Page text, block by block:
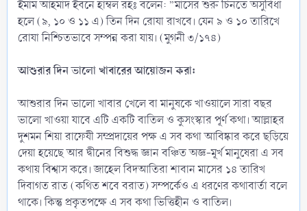
ইমাম আহমাদ ইবনে হাম্বল রহঃ বলেন: ”মাসের শুরু চিনতে অসুবিধা
হলে (৯, ১০ ও ১১ এ) তিন দিন রোযা রাখবে। যেন ৯ ও ১০ তারিখে
রোযা নিশ্চিতভাবে সম্পন্ন করা যায়। (মুগনী ৩/১৭৪)
আশুরার দিন ভালো খাবারের আয়োজন করা:
আশুরার দিন ভালো খাবার খেলে বা মানুষকে খাওয়ালে সারা বছর
ভালো খাওয়া যাবে এটি একটি বাতিল ও কুসংস্কার পূর্ণ কথা। আল্লাহর
দুশমন শিয়া রাফেযী সম্প্রদায়ের পক্ষ এ সব কথা আবিষ্কার করে ছড়িয়ে
দেয়া হয়েছে আর দ্বীনের বিশুদ্ধ জ্ঞান বঞ্চিত অজ্ঞ-মূর্খ মানুষেরা এ সব
কথায় বিশ্বাস করে। জাহেল বিদআতিরা শাবান মাসের ১৪ তারিখ
দিবাগত রাত (কথিত শবে বরাত) সম্পর্কেও এ ধরণের কথাবার্তা বলে
থাকে। কিন্তু প্রকৃতপক্ষে এ সব কথা ভিত্তিহীন ও বাতিল।